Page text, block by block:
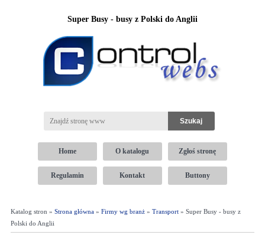
Super Busy - busy z Polski do Anglii
Home O katalogu Zgłoś stronę
Regulamin Kontakt Buttony
Katalog stron » Strona główna» Firmy wg branż» Transport» Super Busy - busy z
Polski do Anglii